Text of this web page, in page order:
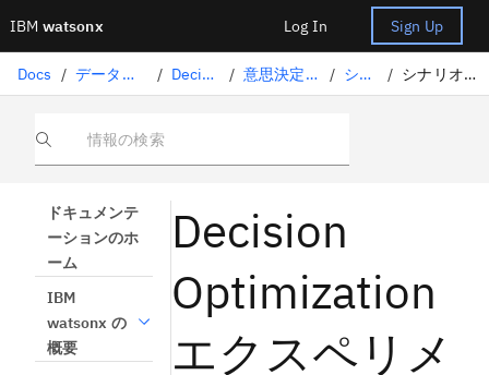
IBM watsonx Log In Sign Up
Docs / データサイエンスソリューション / Decision Optimization / 意思決定最適化のエクスペリメント / シナリオ / シナリオ・ペインからのシナリオの作成
情報の検索
ドキュメンテ
ーションのホ
ーム
IBM
watsonx の
概要
Decision
Optimization
エクスペリメ